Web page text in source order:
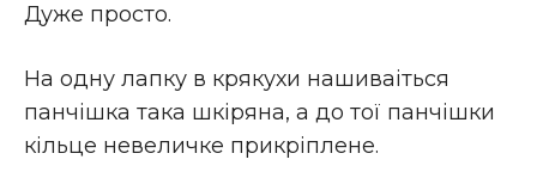
Дуже просто.
На одну лапку в крякухи нашиваіться
панчiшка така шкiряна, а до тої панчiшки
кiльце невеличке прикрiплене.